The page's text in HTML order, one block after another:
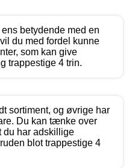
betydende med en
du med fordel kunne
som kan give
trappestige 4 trin.
sortiment, og øvrige har
Du kan tænke over
du har adskillige
blot trappestige 4